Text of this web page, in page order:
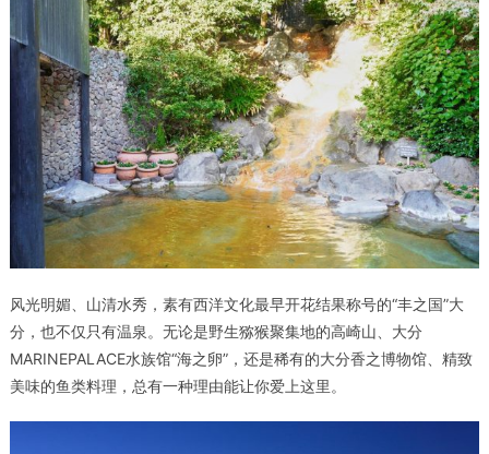
风光明媚、山清水秀，素有西洋文化最早开花结果称号的“丰之国”大
分，也不仅只有温泉。无论是野生猕猴聚集地的高崎山、大分
MARINEPALACE水族馆“海之卵”，还是稀有的大分香之博物馆、精致
美味的鱼类料理，总有一种理由能让你爱上这里。